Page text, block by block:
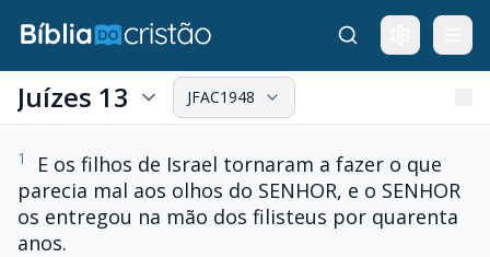
Juízes 13 JFAC1948
1
E os filhos de Israel tornaram a fazer o que
parecia mal aos olhos do SENHOR, e o SENHOR
os entregou na mão dos filisteus por quarenta
anos.